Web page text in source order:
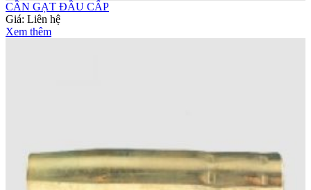
CẦN GẠT ĐẦU CẤP
Giá: Liên hệ
Xem thêm